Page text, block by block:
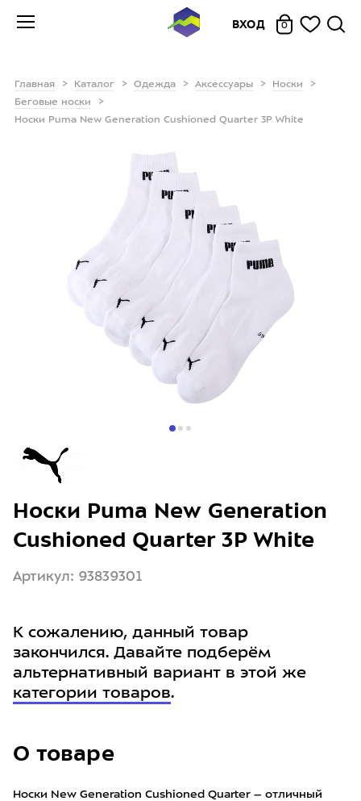
ВХОД 0
Главная Каталог Одежда Аксессуары
Носки
Беговые носки
Носки Puma New Generation Cushioned Quarter 3P White
О товаре
Носки New Generation Cushioned Quarter – отличный
Носки Puma New Generation
Cushioned Quarter 3P White
Артикул: 93839301
К сожалению, данный товар
закончился. Давайте подберём
альтернативный вариант в этой же
категории товаров.